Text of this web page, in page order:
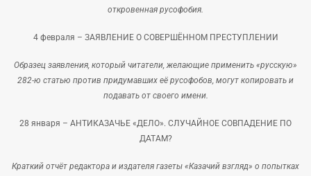
откровенная русофобия.
4 февраля – ЗАЯВЛЕНИЕ О СОВЕРШЁННОМ ПРЕСТУПЛЕНИИ
Образец заявления, который читатели, желающие применить «русскую»
282-ю статью против придумавших её русофобов, могут копировать и
подавать от своего имени.
28 января – АНТИКАЗАЧЬЕ «ДЕЛО». СЛУЧАЙНОЕ СОВПАДЕНИЕ ПО
ДАТАМ?
Краткий отчёт редактора и издателя газеты «Казачий взгляд» о попытках